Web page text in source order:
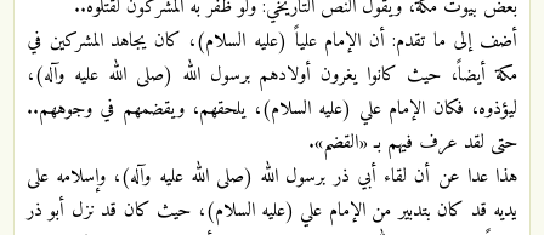
بعض بيوت مكة، ويقول النص التاريخي: ولو ظفر به المشركون لقتلوه..
أضف إلى ما تقدم: أن الإمام علياً (عليه السلام)، كان يجاهد المشركين في
مكة أيضاً، حيث كانوا يغرون أولادهم برسول الله (صلى الله عليه وآله)،
ليؤذوه، فكان الإمام علي (عليه السلام)، يلحقهم، ويقضمهم في وجوههم..
حتى لقد عرف فيهم بـ «القضم».
هذا عدا عن أن لقاء أبي ذر برسول الله (صلى الله عليه وآله)، وإسلامه على
يديه قد كان بتدبير من الإمام علي (عليه السلام)، حيث كان قد نزل أبو ذر